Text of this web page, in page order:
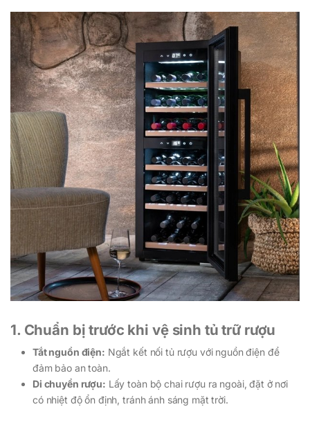
1. Chuẩn bị trước khi vệ sinh tủ trữ rượu
Tắt nguồn điện: Ngắt kết nối tủ rượu với nguồn điện để
đảm bảo an toàn.
Di chuyển rượu: Lấy toàn bộ chai rượu ra ngoài, đặt ở nơi
có nhiệt độ ổn định, tránh ánh sáng mặt trời.